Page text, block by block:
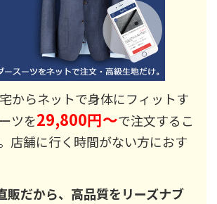
からネットで身体にフィットす
ツを29,800円～で注文するこ
店舗に行く時間がない方におす
販だから、高品質をリーズナブ